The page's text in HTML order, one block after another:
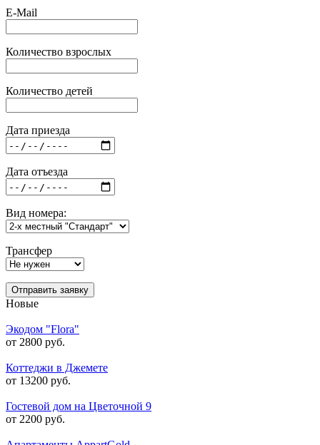
E-Mail
Количество взрослых
Количество детей
Дата приезда
Дата отъезда
Вид номера:
Трансфер
Отправить заявку
Новые
Экодом "Flora"
от 2800 руб.
Коттеджи в Джемете
от 13200 руб.
Гостевой дом на Цветочной 9
от 2200 руб.